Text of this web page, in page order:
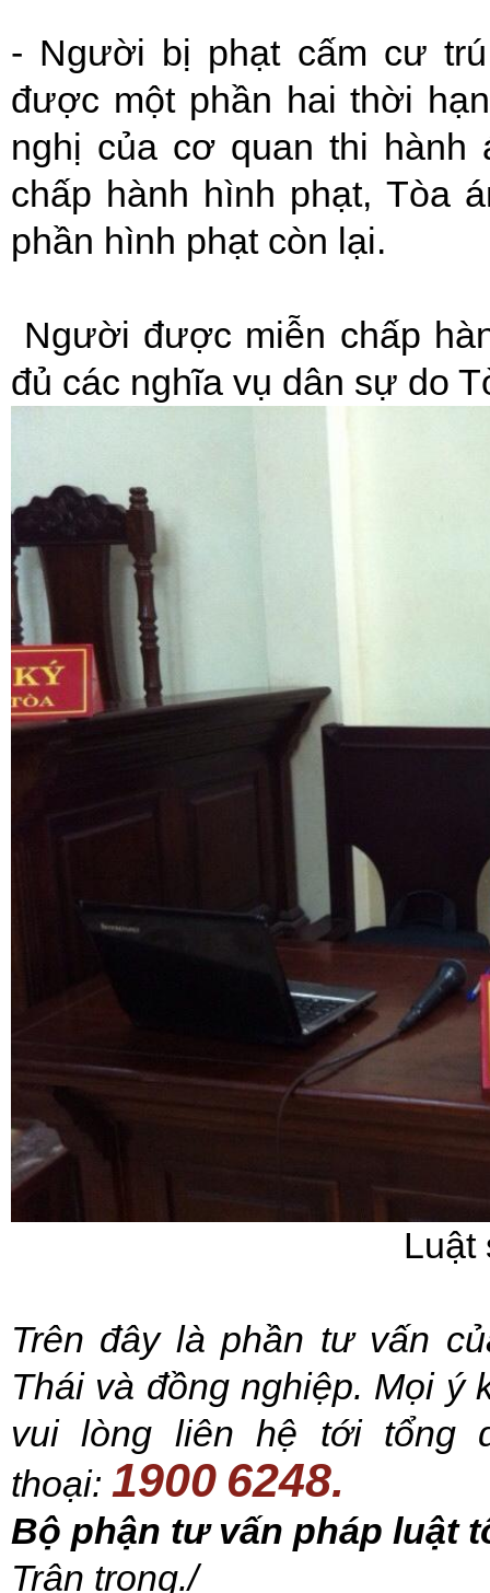
- Người bị phạt cấm cư
được một phần hai thời
nghị của cơ quan thi
chấp hành hình phạt, Tòa
phần hình phạt còn lại.
Người được miễn chấp
đủ các nghĩa vụ dân sự do
Luật
Trên đây là phần tư vấn
Thái và đồng nghiệp. Mọi ý
vui lòng liên hệ tới tổng
thoại: 1900 6248.
Bộ phận tư vấn pháp luật
Trân trọng./